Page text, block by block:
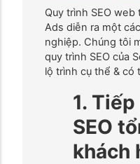
Quy trình SEO
Ads diễn ra một
nghiệp. Chúng tôi
quy trình SEO của
lộ trình cụ thể & có
1.
SEO
khách